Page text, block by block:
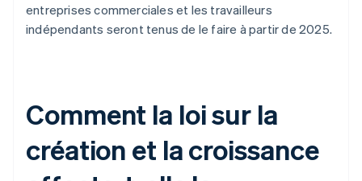
entreprises commerciales et les travailleurs
indépendants seront tenus de le faire à partir de 2025.
Comment la loi sur la
création et la croissance